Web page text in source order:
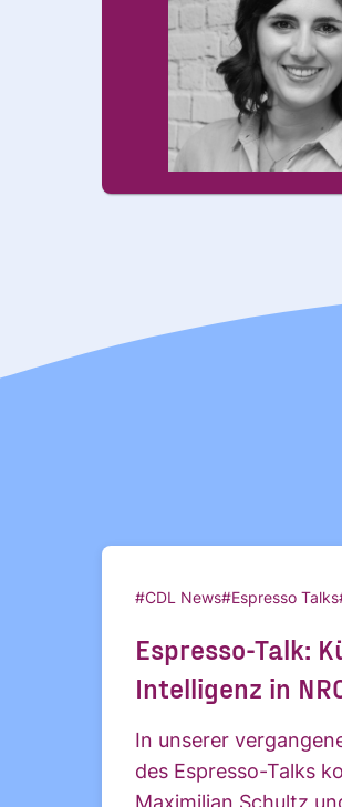
#CDL News#Espresso Talks
Espresso-Talk:
Intelligenz in
In unserer
des Espresso-Talks
Maximilian Schultz